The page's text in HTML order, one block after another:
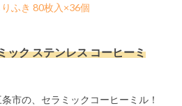
ふき 80枚入×36個
ック ステンレス コーヒーミ
市の、セラミックコーヒーミル！